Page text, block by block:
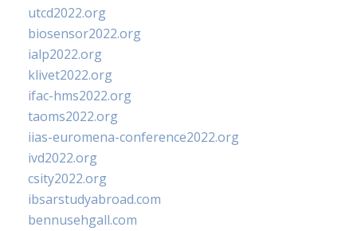
utcd2022.org
biosensor2022.org
ialp2022.org
klivet2022.org
ifac-hms2022.org
taoms2022.org
iias-euromena-conference2022.org
ivd2022.org
csity2022.org
ibsarstudyabroad.com
bennusehgall.com